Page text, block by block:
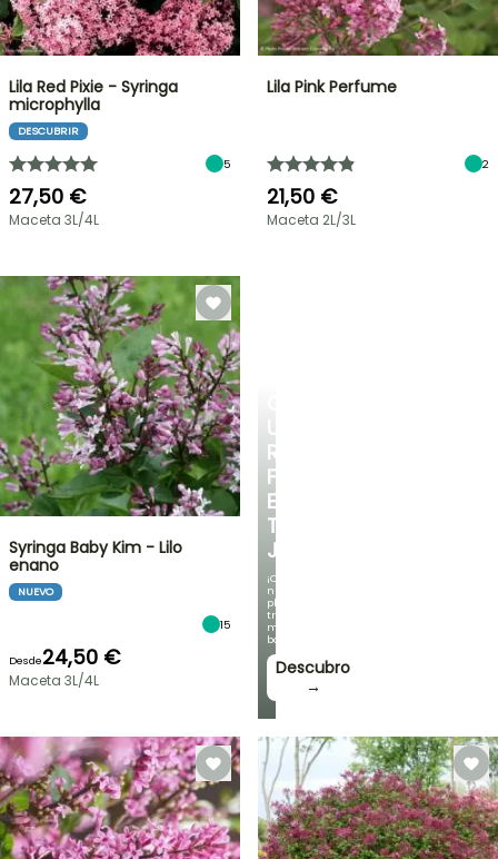
UN
RINCÓN
FRESCO
EN
TU
JARDÍN
¡Con
nuestras
plantas
trepadoras
más
bonitas!
Descubro
→
Lila Red Pixie - Syringa
microphylla
DESCUBRIR
5
27,50 €
Maceta 3L/4L
Lila Pink Perfume
2
21,50 €
Maceta 2L/3L
Syringa Baby Kim - Lilo
enano
NUEVO
15
Desde24,50 €
Maceta 3L/4L